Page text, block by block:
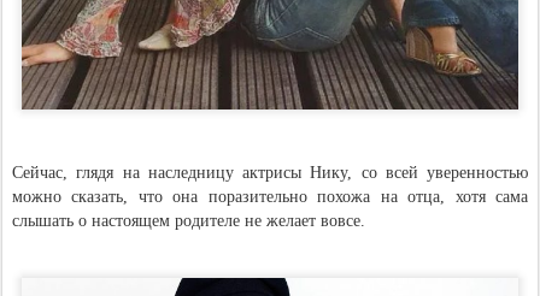
Сейчас, глядя на наследницу актрисы Нику, со всей уверенностью
можно сказать, что она поразительно похожа на отца, хотя сама
слышать о настоящем родителе не желает вовсе.